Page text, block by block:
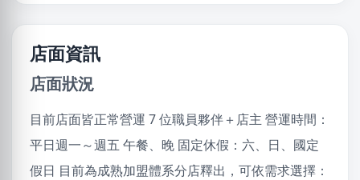
店面資訊
店面狀況
目前店面皆正常營運 7 位職員夥伴＋店主 營運時間：
平日週一～週五 午餐、晚 固定休假：六、日、國定
假日 目前為成熟加盟體系分店釋出，可依需求選擇：